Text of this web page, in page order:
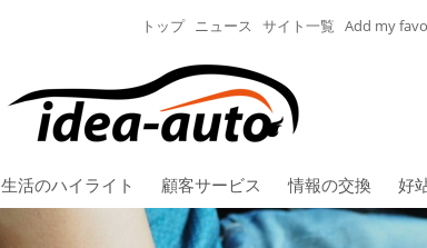
トップ ニュース サイト一覧 Add my
生活のハイライト 顧客サービス 情報の交換 好